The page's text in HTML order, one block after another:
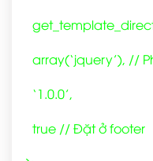
array(‘jquery’), //
‘1.0.0’,
true // Đặt ở footer